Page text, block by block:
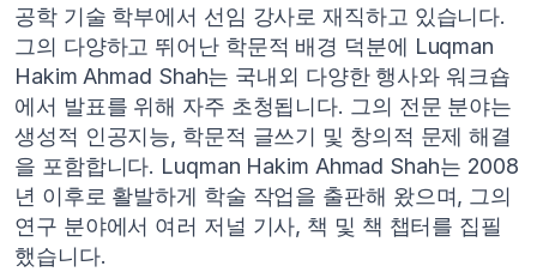
공학 기술 학부에서 선임 강사로 재직하고 있습니다.
그의 다양하고 뛰어난 학문적 배경 덕분에 Luqman
Hakim Ahmad Shah는 국내외 다양한 행사와 워크숍
에서 발표를 위해 자주 초청됩니다. 그의 전문 분야는
생성적 인공지능, 학문적 글쓰기 및 창의적 문제 해결
을 포함합니다. Luqman Hakim Ahmad Shah는 2008
년 이후로 활발하게 학술 작업을 출판해 왔으며, 그의
연구 분야에서 여러 저널 기사, 책 및 책 챕터를 집필
했습니다.